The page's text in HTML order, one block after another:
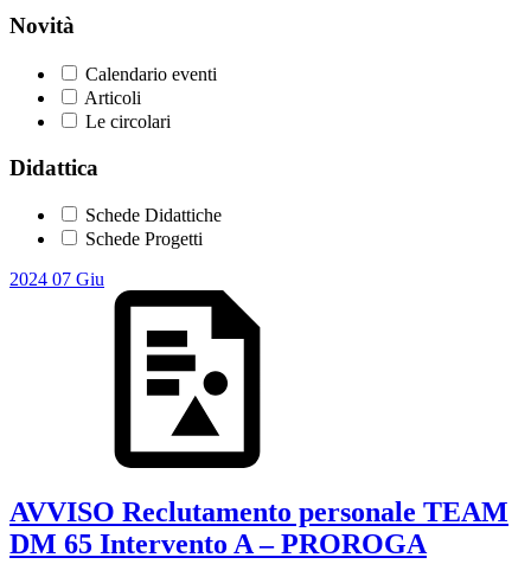
Novità
Calendario eventi
Articoli
Le circolari
Didattica
Schede Didattiche
Schede Progetti
2024 07 Giu
AVVISO Reclutamento personale TEAM
DM 65 Intervento A – PROROGA